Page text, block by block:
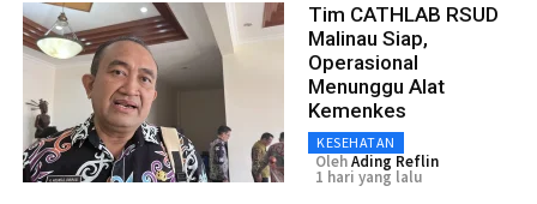
Tim CATHLAB RSUD
Malinau Siap,
Operasional
Menunggu Alat
Kemenkes
KESEHATAN
OlehAding Reflin
1 hari yang lalu